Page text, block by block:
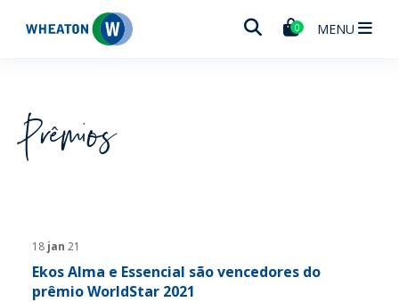
Wheaton 0 MENU
Prêmios
18 jan 21
Ekos Alma e Essencial são vencedores do
prêmio WorldStar 2021